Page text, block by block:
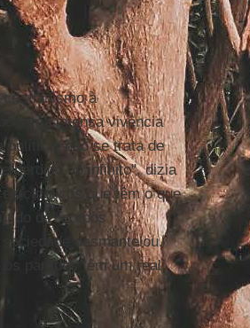
cristianismo à
uma intensa vivência
política, não se trata de
perdido no infinito", dizia
católicos que têm o que
de “corpos
desmantelou.
os partidos têm um real